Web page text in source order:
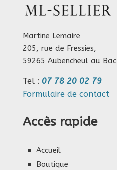
Martine Lemaire
205, rue de Fressies,
59265 Aubencheul au Bac
Tel : 07 78 20 02 79
Formulaire de contact
Accès rapide
Accueil
Boutique